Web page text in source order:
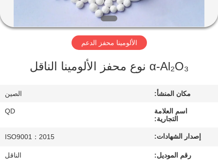
جولة
المعمل
رقابة
اتصل
الألومينا محفز الدعم
α-Al₂O₃ نوع محفز الألومينا الناقل
مكان المنشأ: الصين
اسم العلامة
التجارية:
QD
إصدار الشهادات: ISO9001：2015
رقم الموديل: الناقل